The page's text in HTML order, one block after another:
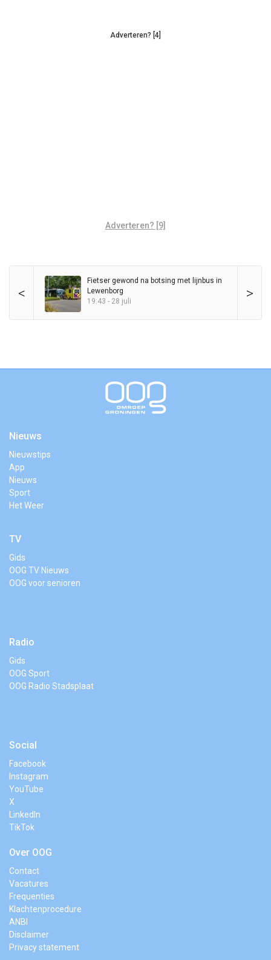
Adverteren? [4]
Adverteren? [9]
< >
Fietser gewond na botsing met lijnbus in
Lewenborg
19:43 - 28 juli
Nieuws
Nieuwstips
App
Nieuws
Sport
Het Weer
TV
Gids
OOG TV Nieuws
OOG voor senioren
Radio
Gids
OOG Sport
OOG Radio Stadsplaat
Social
Facebook
Instagram
YouTube
X
LinkedIn
TikTok
Over OOG
Contact
Vacatures
Frequenties
Klachtenprocedure
ANBI
Disclaimer
Privacy statement